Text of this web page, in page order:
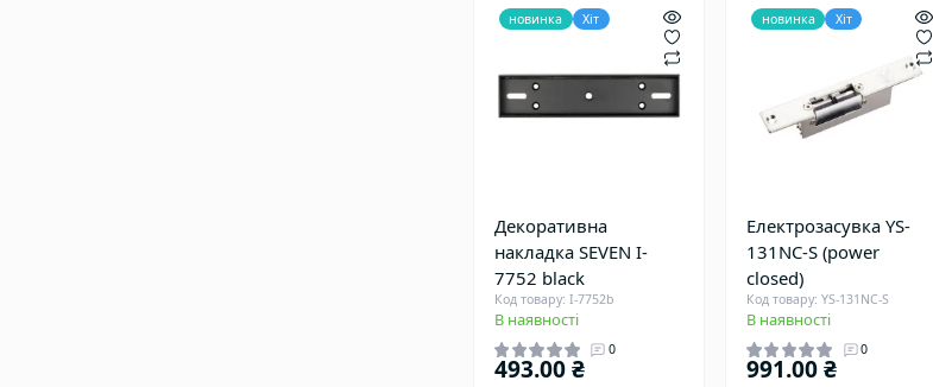
новинка Хіт
Декоративна
накладка SEVEN I-
7752 black
Код товару: I-7752b
В наявності
0
493.00 ₴
новинка Хіт
Електрозасувка YS-
131NC-S (power
closed)
Код товару: YS-131NC-S
В наявності
0
991.00 ₴